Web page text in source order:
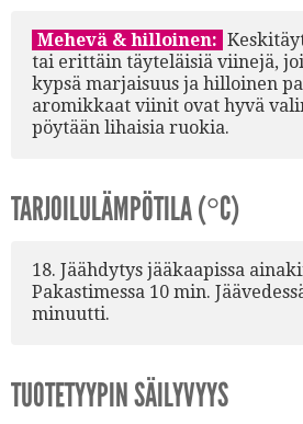
Mehevä & hilloinen:
tai erittäin täyteläisiä viinejä,
kypsä marjaisuus ja hilloinen
aromikkaat viinit ovat hyvä
pöytään lihaisia ruokia.
TARJOILULÄMPÖTILA (°C)
18. Jäähdytys jääkaapissa
Pakastimessa 10 min.
minuutti.
TUOTETYYPIN SÄILYVYYS